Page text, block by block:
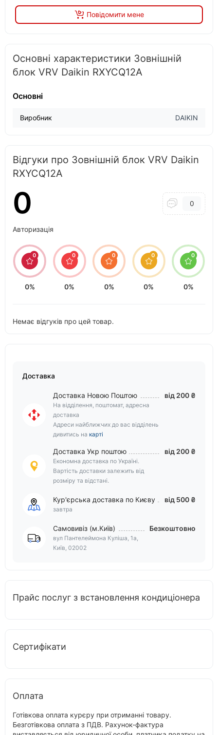
Повідомити мене
Основні характеристики Зовнішній
блок VRV Daikin RXYCQ12A
Основні
Виробник DAIKIN
Відгуки про Зовнішній блок VRV Daikin
RXYCQ12A
0 0
Авторизація
0
0%
0
0%
0
0%
0
0%
0
0%
Немає відгуків про цей товар.
Доставка
Доставка Новою Поштою
На відділення, поштомат, адресна
доставка
Адреси найближчих до вас відділень
дивитись на карті
від 200 ₴
Доставка Укр поштою
Економна доставка по Україні.
Вартість доставки залежить від
розміру та відстані.
від 200 ₴
Кур'єрська доставка по Києву
завтра
від 500 ₴
Самовивіз (м.Київ)
вул Пантелеймона Куліша, 1а,
Київ, 02002
Безкоштовно
Прайс послуг з встановлення кондиціонера
Сертифікати
Оплата
Готівкова оплата курєру при отриманні товару.
Безготівкова оплата з ПДВ. Рахунок-фактура